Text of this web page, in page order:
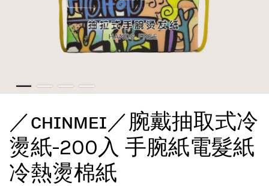
／ᴄʜɪɴᴍᴇɪ／腕戴抽取式冷
燙紙-200入 手腕紙電髮紙
冷熱燙棉紙